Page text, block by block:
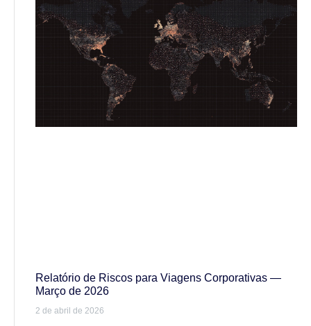
Relatório de Riscos para Viagens Corporativas —
Março de 2026
2 de abril de 2026